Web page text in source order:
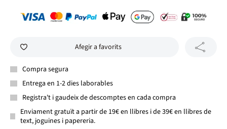
Afegir a favorits
Compra segura
Entrega en 1-2 dies laborables
Registra't i gaudeix de descomptes en cada compra
Enviament gratuït a partir de 19€ en llibres i de 39€ en llibres de
text, joguines i papereria.